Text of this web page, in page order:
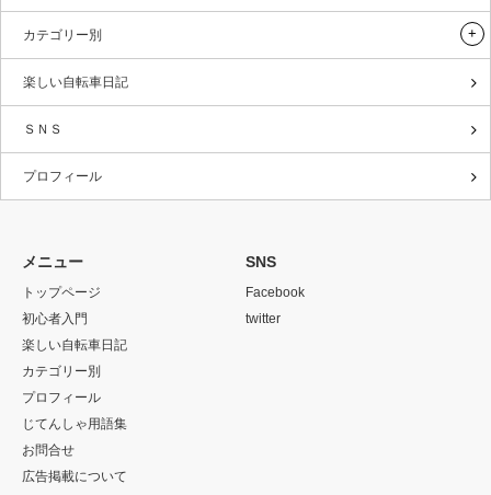
カテゴリー別
楽しい自転車日記
ＳＮＳ
プロフィール
メニュー
トップページ
初心者入門
楽しい自転車日記
カテゴリー別
プロフィール
じてんしゃ用語集
お問合せ
広告掲載について
SNS
Facebook
twitter